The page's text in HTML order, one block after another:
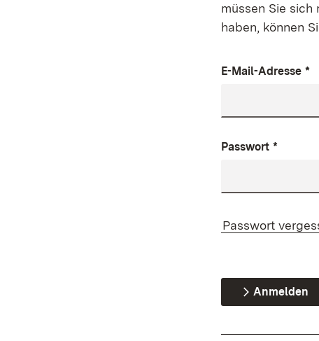
müssen Sie sich
haben, können
E-Mail-Adresse *
Passwort *
Passwort
Anmelden